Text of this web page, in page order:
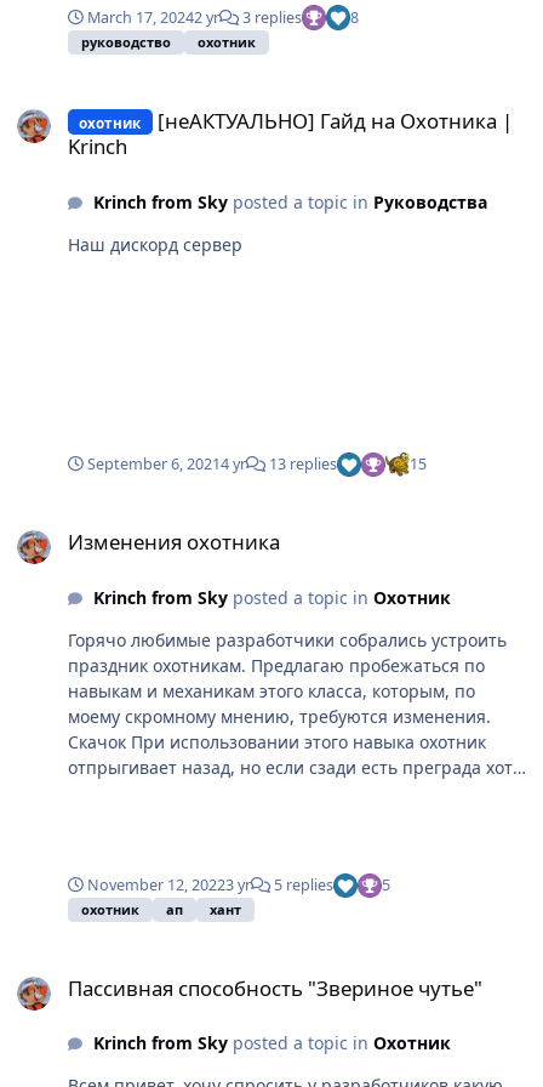
March 17, 20242 yr 3 replies 8
руководство охотник
охотник
[неАКТУАЛЬНО] Гайд на Охотника |
Krinch
Krinch from Skyposted a topic in Руководства
Наш дискорд сервер
September 6, 20214 yr 13 replies 15
Изменения охотника
Krinch from Skyposted a topic in Охотник
Горячо любимые разработчики собрались устроить
праздник охотникам. Предлагаю пробежаться по
навыкам и механикам этого класса, которым, по
моему скромному мнению, требуются изменения.
Скачок При использовании этого навыка охотник
отпрыгивает назад, но если сзади есть преграда хотя
препятствия, если за ними есть свободное
пространство Призыв духов Здесь предложение не по
работе навыка, а по глифам и механике с духами в
призыв духов глифы раскиданы стандартно: 2 глифа
увеличением чутья, 2 глифа за 2чх для паука и волка
November 12, 20223 yr 5 replies 5
охотник ап хант
Пассивная способность "Звериное чутье"
Krinch from Skyposted a topic in Охотник